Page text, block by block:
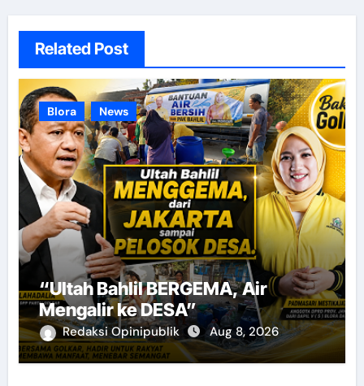
Related Post
Blora News
“Ultah Bahlil BERGEMA, Air
Mengalir ke DESA”
Redaksi Opinipublik Aug 8, 2026